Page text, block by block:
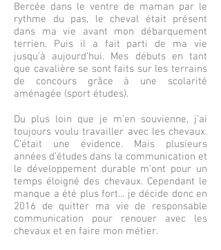
Bercée dans le ventre de maman par le
rythme du pas, le cheval était présent
dans ma vie avant mon débarquement
terrien. Puis il a fait parti de ma vie
jusqu’à aujourd’hui. Mes débuts en tant
que cavalière se sont faits sur les terrains
de concours grâce à une scolarité
aménagée (sport études).
Du plus loin que je m’en souvienne, j’ai
toujours voulu travailler avec les chevaux.
C’était une évidence. Mais plusieurs
années d’études dans la communication et
le développement durable m’ont pour un
temps éloigné des chevaux. Cependant le
manque a été plus fort... je décide donc en
2016 de quitter ma vie de responsable
communication pour renouer avec les
chevaux et en faire mon métier.